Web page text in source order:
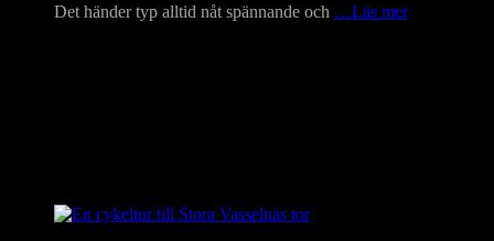
Det händer typ alltid nåt spännande och …Läs mer